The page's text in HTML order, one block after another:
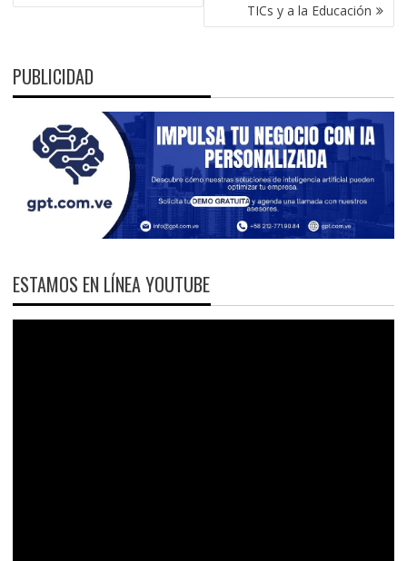
TICs y a la Educación
PUBLICIDAD
ESTAMOS EN LÍNEA YOUTUBE